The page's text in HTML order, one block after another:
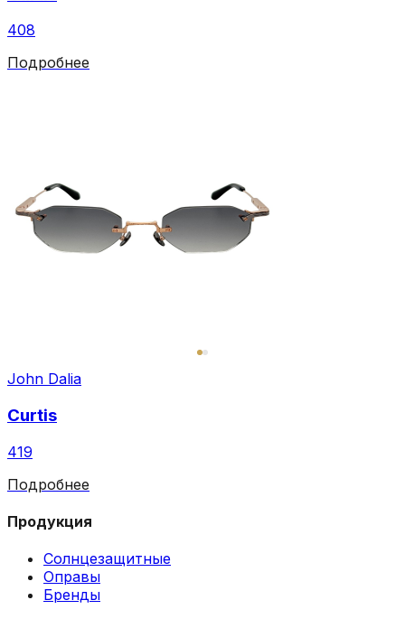
408
Подробнее
John Dalia
Curtis
419
Подробнее
Продукция
Солнцезащитные
Оправы
Бренды